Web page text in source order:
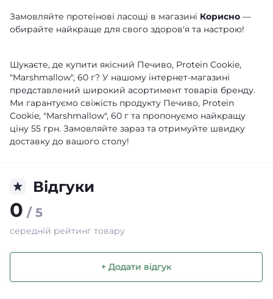
Замовляйте протеїнові ласощі в магазині Корисно —
обирайте найкраще для свого здоров'я та настрою!
Шукаєте, де купити якісний Печиво, Protein Cookie,
"Marshmallow", 60 г? У нашому інтернет-магазині
представлений широкий асортимент товарів бренду.
Ми гарантуємо свіжість продукту Печиво, Protein
Cookie, "Marshmallow", 60 г та пропонуємо найкращу
ціну 55 грн. Замовляйте зараз та отримуйте швидку
доставку до вашого столу!
Відгуки
0 / 5
середній рейтинг товару
+ Додати відгук